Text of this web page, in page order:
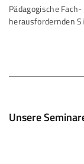
Pädagogische
herausfordernden
Unsere